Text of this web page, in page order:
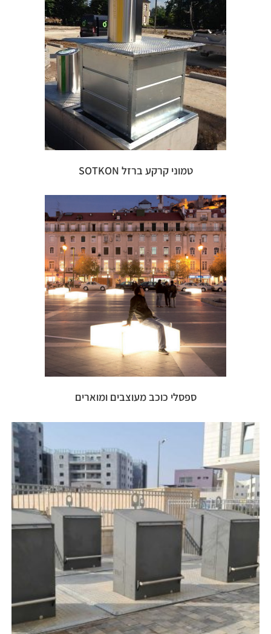
טמוני קרקע ברזל SOTKON
ספסלי כוכב מעוצבים ומוארים